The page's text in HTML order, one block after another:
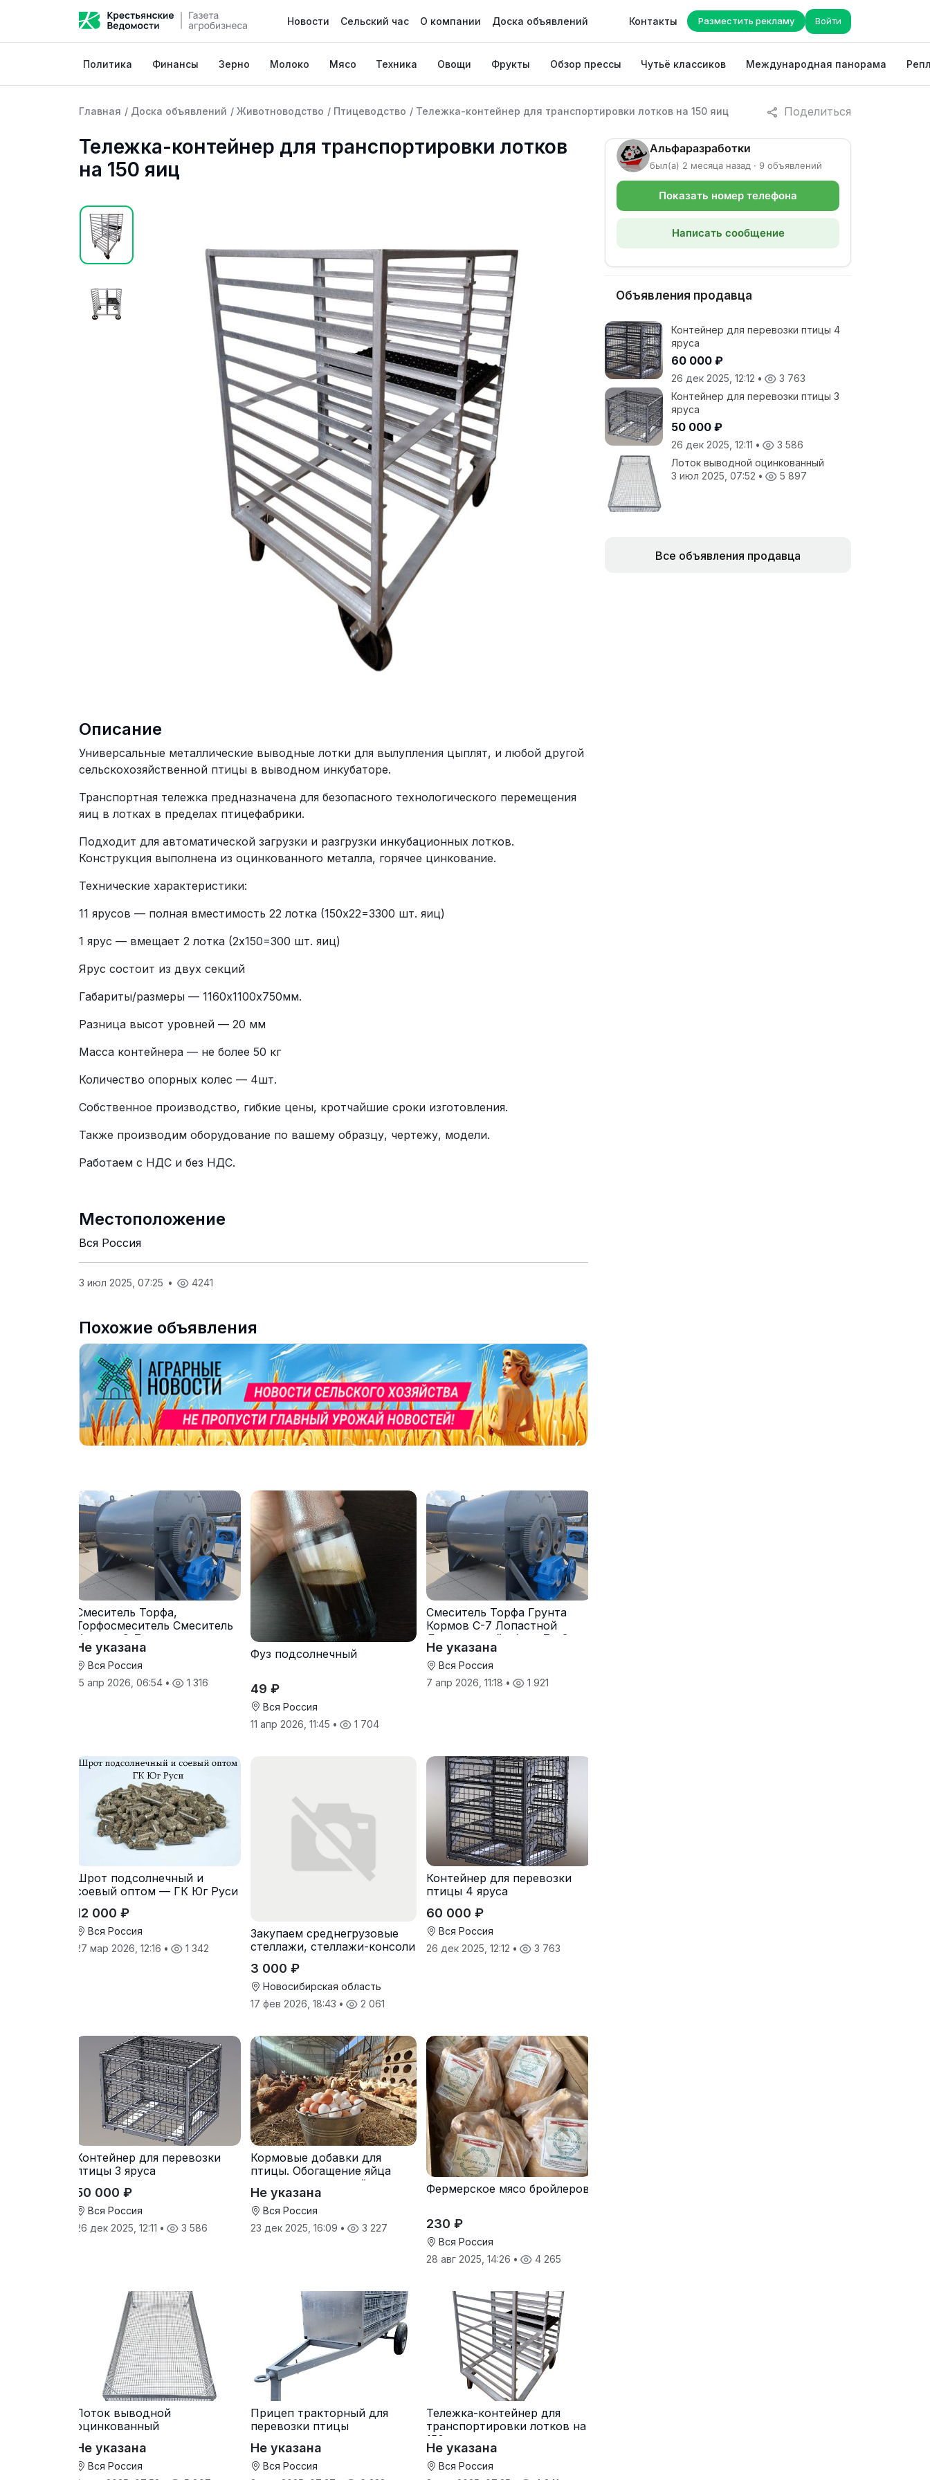
Новости Сельский час О компании Доска объявлений Контакты Разместить рекламу Войти
Политика Финансы Зерно Молоко Мясо Техника Овощи Фрукты Обзор прессы Чутьё классиков Международная панорама
Поделиться
Главная / Доска объявлений / Животноводство / Птицеводство / Тележка-контейнер для транспортировки лотков на 150 яиц
Тележка-контейнер для транспортировки лотков
на 150 яиц
Описание
Универсальные металлические выводные лотки для вылупления цыплят, и любой другой
сельскохозяйственной птицы в выводном инкубаторе.
Транспортная тележка предназначена для безопасного технологического перемещения
яиц в лотках в пределах птицефабрики.
Подходит для автоматической загрузки и разгрузки инкубационных лотков.
Конструкция выполнена из оцинкованного металла, горячее цинкование.
Технические характеристики:
11 ярусов — полная вместимость 22 лотка (150х22=3300 шт. яиц)
1 ярус — вмещает 2 лотка (2х150=300 шт. яиц)
Ярус состоит из двух секций
Габариты/размеры — 1160х1100х750мм.
Разница высот уровней — 20 мм
Масса контейнера — не более 50 кг
Количество опорных колес — 4шт.
Собственное производство, гибкие цены, кротчайшие сроки изготовления.
Также производим оборудование по вашему образцу, чертежу, модели.
Работаем с НДС и без НДС.
Местоположение
Вся Россия
3 июл 2025, 07:25 • 4241
Похожие объявления
Смеситель Торфа,
Торфосмеситель Смеситель
Кормов С-7
Не указана
Вся Россия
15 апр 2026, 06:54 • 1 316
Фуз подсолнечный
49 ₽
Вся Россия
11 апр 2026, 11:45 • 1 704
Смеситель Торфа Грунта
Кормов С-7 Лопастной
Двухвальный обьем 7 м3
Не указана
Вся Россия
7 апр 2026, 11:18 • 1 921
Шрот подсолнечный и
соевый оптом — ГК Юг Руси
12 000 ₽
Вся Россия
27 мар 2026, 12:16 • 1 342
Закупаем среднегрузовые
стеллажи, стеллажи-консоли
3 000 ₽
Новосибирская область
17 фев 2026, 18:43 • 2 061
Контейнер для перевозки
птицы 4 яруса
60 000 ₽
Вся Россия
26 дек 2025, 12:12 • 3 763
Контейнер для перевозки
птицы 3 яруса
50 000 ₽
Вся Россия
26 дек 2025, 12:11 • 3 586
Кормовые добавки для
птицы. Обогащение яйца
микроэлементами: йодом и
селеном.
Не указана
Вся Россия
23 дек 2025, 16:09 • 3 227
Фермерское мясо бройлеров
230 ₽
Вся Россия
28 авг 2025, 14:26 • 4 265
Лоток выводной
оцинкованный
Не указана
Вся Россия
Прицеп тракторный для
перевозки птицы
Не указана
Вся Россия
Тележка-контейнер для
транспортировки лотков на
150 яиц
Не указана
Вся Россия
Альфаразработки
был(а) 2 месяца назад · 9 объявлений
Показать номер телефона
Написать сообщение
Объявления продавца
Контейнер для перевозки птицы 4
яруса
60 000 ₽
26 дек 2025, 12:12 •
3 763
Контейнер для перевозки птицы 3
яруса
50 000 ₽
26 дек 2025, 12:11 •
3 586
Лоток выводной оцинкованный
3 июл 2025, 07:52 • 5 897
Все объявления продавца